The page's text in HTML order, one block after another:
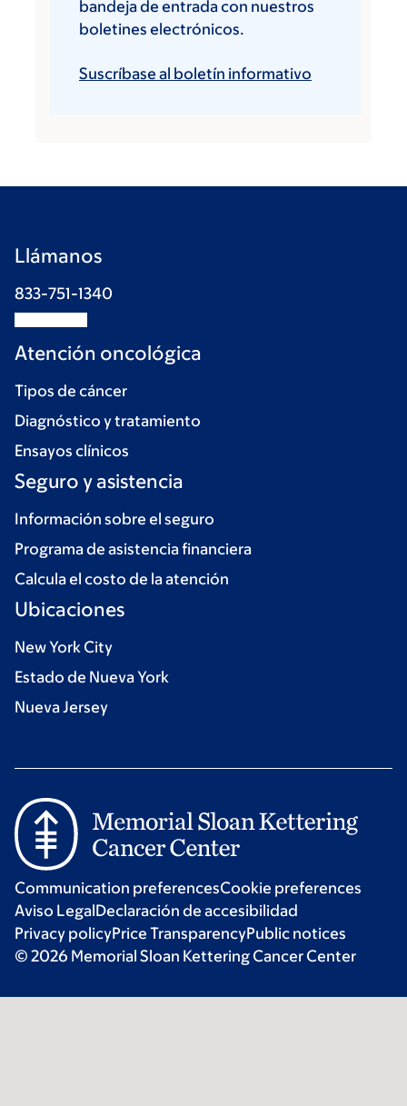
bandeja de entrada con nuestros
boletines electrónicos.
Suscríbase al boletín informativo
Llámanos
833-751-1340
Atención oncológica
Tipos de cáncer
Diagnóstico y tratamiento
Ensayos clínicos
Seguro y asistencia
Información sobre el seguro
Programa de asistencia financiera
Calcula el costo de la atención
Ubicaciones
New York City
Estado de Nueva York
Nueva Jersey
Communication preferencesCookie preferences
Aviso LegalDeclaración de accesibilidad
Privacy policyPrice TransparencyPublic notices
© 2026 Memorial Sloan Kettering Cancer Center